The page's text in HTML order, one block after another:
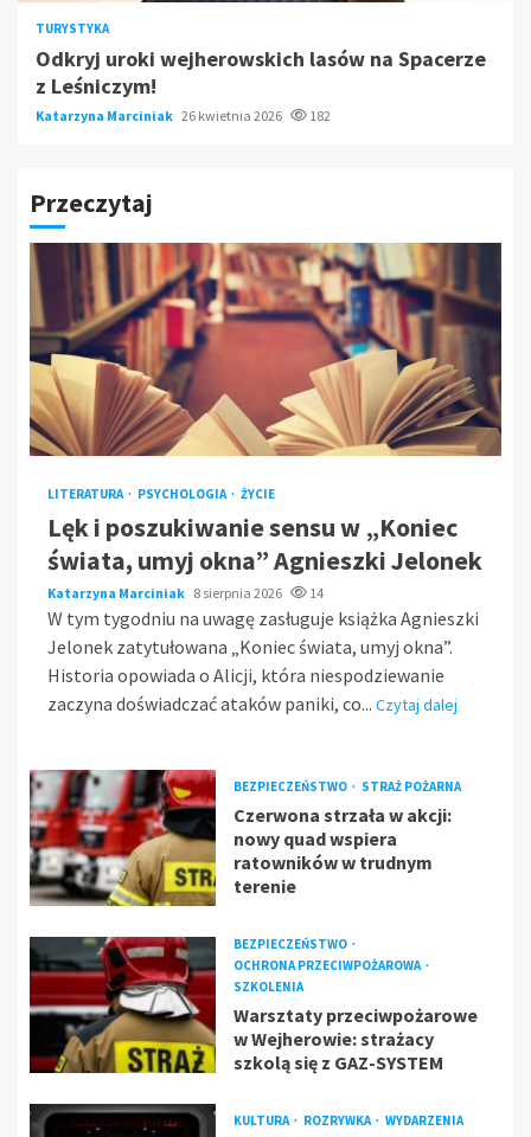
TURYSTYKA
Odkryj uroki wejherowskich lasów na Spacerze
z Leśniczym!
Katarzyna Marciniak 26 kwietnia 2026 182
Przeczytaj
LITERATURA PSYCHOLOGIA ŻYCIE
Lęk i poszukiwanie sensu w „Koniec
świata, umyj okna” Agnieszki Jelonek
Katarzyna Marciniak 8 sierpnia 2026 14
W tym tygodniu na uwagę zasługuje książka Agnieszki
Jelonek zatytułowana „Koniec świata, umyj okna”.
Historia opowiada o Alicji, która niespodziewanie
zaczyna doświadczać ataków paniki, co... Czytaj dalej
BEZPIECZEŃSTWO STRAŻ POŻARNA
Czerwona strzała w akcji:
nowy quad wspiera
ratowników w trudnym
terenie
BEZPIECZEŃSTWO
OCHRONA PRZECIWPOŻAROWA
SZKOLENIA
Warsztaty przeciwpożarowe
w Wejherowie: strażacy
szkolą się z GAZ-SYSTEM
KULTURA ROZRYWKA WYDARZENIA